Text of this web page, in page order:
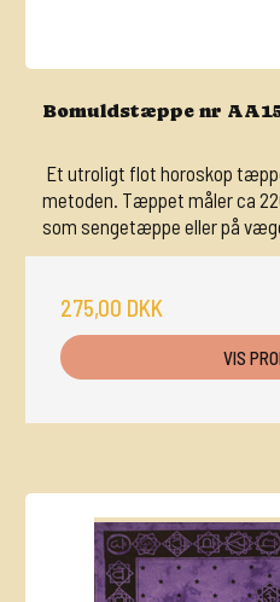
Bomuldstæppe nr
Et utroligt flot horoskop
metoden. Tæppet måler ca
som sengetæppe eller på
275,00 DKK
VIS